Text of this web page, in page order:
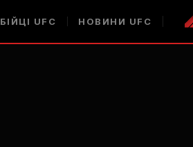
БІЙЦІ UFC НОВИНИ UFC